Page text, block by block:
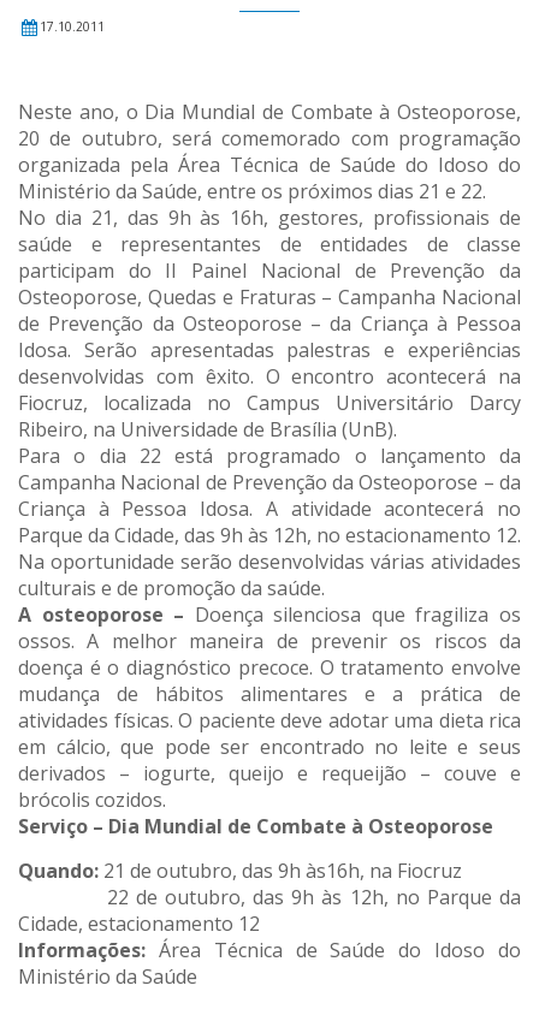
17.10.2011
Neste ano, o Dia Mundial de Combate à Osteoporose,
20 de outubro, será comemorado com programação
organizada pela Área Técnica de Saúde do Idoso do
Ministério da Saúde, entre os próximos dias 21 e 22.
No dia 21, das 9h às 16h, gestores, profissionais de
saúde e representantes de entidades de classe
participam do II Painel Nacional de Prevenção da
Osteoporose, Quedas e Fraturas – Campanha Nacional
de Prevenção da Osteoporose – da Criança à Pessoa
Idosa. Serão apresentadas palestras e experiências
desenvolvidas com êxito. O encontro acontecerá na
Fiocruz, localizada no Campus Universitário Darcy
Ribeiro, na Universidade de Brasília (UnB).
Para o dia 22 está programado o lançamento da
Campanha Nacional de Prevenção da Osteoporose – da
Criança à Pessoa Idosa. A atividade acontecerá no
Parque da Cidade, das 9h às 12h, no estacionamento 12.
Na oportunidade serão desenvolvidas várias atividades
culturais e de promoção da saúde.
A osteoporose – Doença silenciosa que fragiliza os
ossos. A melhor maneira de prevenir os riscos da
doença é o diagnóstico precoce. O tratamento envolve
mudança de hábitos alimentares e a prática de
atividades físicas. O paciente deve adotar uma dieta rica
em cálcio, que pode ser encontrado no leite e seus
derivados – iogurte, queijo e requeijão – couve e
brócolis cozidos.
Serviço – Dia Mundial de Combate à Osteoporose
Quando: 21 de outubro, das 9h às16h, na Fiocruz
22 de outubro, das 9h às 12h, no Parque da
Cidade, estacionamento 12
Informações: Área Técnica de Saúde do Idoso do
Ministério da Saúde